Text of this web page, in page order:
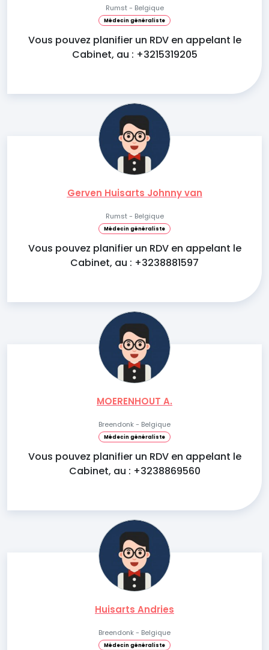
Rumst - Belgique
Médecin généraliste
Vous pouvez planifier un RDV en appelant le
Cabinet, au : +3215319205
Gerven Huisarts Johnny van
Rumst - Belgique
Médecin généraliste
Vous pouvez planifier un RDV en appelant le
Cabinet, au : +3238881597
MOERENHOUT A.
Breendonk - Belgique
Médecin généraliste
Vous pouvez planifier un RDV en appelant le
Cabinet, au : +3238869560
Huisarts Andries
Breendonk - Belgique
Médecin généraliste